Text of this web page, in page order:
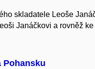
skladatele Leoše
Janáčkovi a rovněž
Pohansku